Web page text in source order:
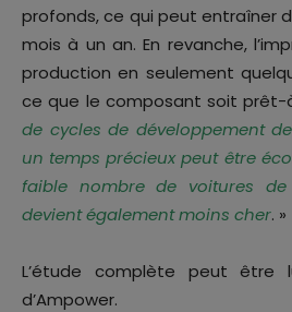
profonds, ce qui peut entraîner
mois à un an. En revanche,
production en seulement
ce que le composant soit prêt-
de cycles de développement
un temps précieux peut être
faible nombre de voitures
devient également moins cher. »
L’étude complète peut
d’Ampower.